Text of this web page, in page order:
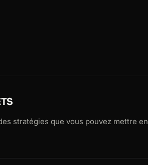
stratégies que vous pouvez mettre en